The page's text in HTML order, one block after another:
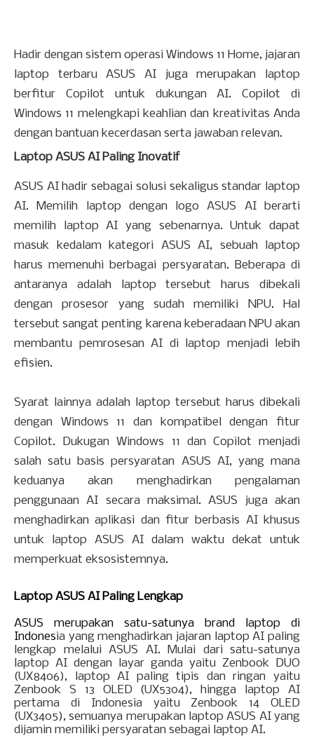
Hadir dengan sistem operasi Windows 11 Home, jajaran
laptop terbaru ASUS AI juga merupakan laptop
berfitur Copilot untuk dukungan AI. Copilot di
Windows 11 melengkapi keahlian dan kreativitas Anda
dengan bantuan kecerdasan serta jawaban relevan.
Laptop ASUS AI Paling Inovatif
ASUS AI hadir sebagai solusi sekaligus standar laptop
AI. Memilih laptop dengan logo ASUS AI berarti
memilih laptop AI yang sebenarnya. Untuk dapat
masuk kedalam kategori ASUS AI, sebuah laptop
harus memenuhi berbagai persyaratan. Beberapa di
antaranya adalah laptop tersebut harus dibekali
dengan prosesor yang sudah memiliki NPU. Hal
tersebut sangat penting karena keberadaan NPU akan
membantu pemrosesan AI di laptop menjadi lebih
efisien.
Syarat lainnya adalah laptop tersebut harus dibekali
dengan Windows 11 dan kompatibel dengan fitur
Copilot. Dukugan Windows 11 dan Copilot menjadi
salah satu basis persyaratan ASUS AI, yang mana
keduanya akan menghadirkan pengalaman
penggunaan AI secara maksimal. ASUS juga akan
menghadirkan aplikasi dan fitur berbasis AI khusus
untuk laptop ASUS AI dalam waktu dekat untuk
memperkuat eksosistemnya.
Laptop ASUS AI Paling Lengkap
ASUS merupakan satu-satunya brand laptop di
Indonesia yang menghadirkan jajaran laptop AI paling
lengkap melalui ASUS AI. Mulai dari satu-satunya
laptop AI dengan layar ganda yaitu Zenbook DUO
(UX8406), laptop AI paling tipis dan ringan yaitu
Zenbook S 13 OLED (UX5304), hingga laptop AI
pertama di Indonesia yaitu Zenbook 14 OLED
(UX3405), semuanya merupakan laptop ASUS AI yang
dijamin memiliki persyaratan sebagai laptop AI.